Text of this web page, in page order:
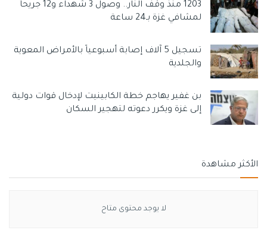
1203 منذ وقف النار.. وصول 3 شهداء و12 جريحاً
لمشافي غزة بـ24 ساعة
تسجيل 5 آلاف إصابة أسبوعياً بالأمراض المعوية
والجلدية
بن غفير يهاجم خطة الكابينيت لإدخال قوات دولية
إلى غزة ويكرر دعوته لتهجير السكان
الأكثر مشاهدة
لا يوجد محتوى متاح